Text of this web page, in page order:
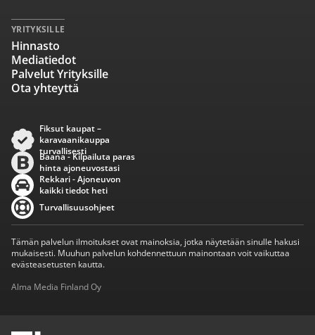
YRITYKSILLE
Hinnasto
Mediatiedot
Palvelut Yrityksille
Ota yhteyttä
Fiksut kaupat –
karavaanikauppa
turvallisesti
Baana - Kilpailuta paras
hinta ajoneuvostasi
Rekkari - Ajoneuvon
kaikki tiedot heti
Turvallisuusohjeet
Tämän palvelun ilmoitukset ovat mainoksia, jotka näytetään sinulle hakusi
mukaisesti. Muuhun palvelun kohdennettuun mainontaan voit vaikuttaa
evästeasetusten kautta.
Alma Media Finland Oy